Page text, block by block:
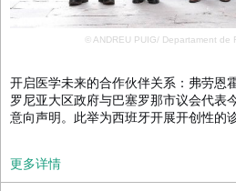
© ANDREU PUIG/ Departament de
开启医学未来的合作伙伴关系：弗劳恩
罗尼亚大区政府与巴塞罗那市议会代表
意向声明。此举为西班牙开展开创性的
更多详情